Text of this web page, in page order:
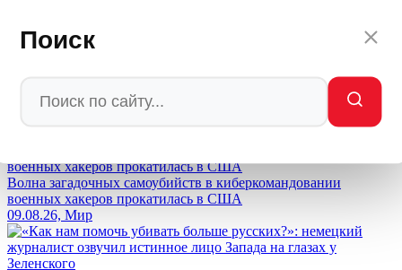
Поиск
Путин, и почему Западу пора пересмотреть свои прогнозы
09.08.26, ИноСМИ
"Мир" по-турецки: пока Эрдоган просит перемирия, его
склады отгружают Киеву «ATACMS под видом хлама
Волна загадочных самоубийств в киберкомандовании
военных хакеров прокатилась в США
09.08.26, Мир